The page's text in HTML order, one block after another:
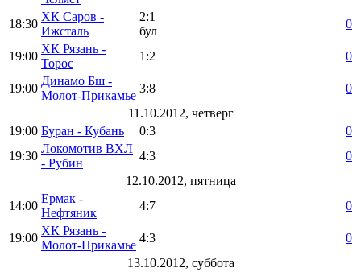
18:30
ХК Саров -
Ижсталь
2:1
бул
0
19:00
ХК Рязань -
Торос
1:2 0
19:00
Динамо Бш -
Молот-Прикамье
3:8
0
11.10.2012, четверг
19:00 Буран - Кубань 0:3
0
19:30
Локомотив ВХЛ
- Рубин
4:3
0
12.10.2012, пятница
14:00
Ермак -
Нефтяник
4:7 0
19:00
ХК Рязань -
Молот-Прикамье
4:3
0
13.10.2012, суббота